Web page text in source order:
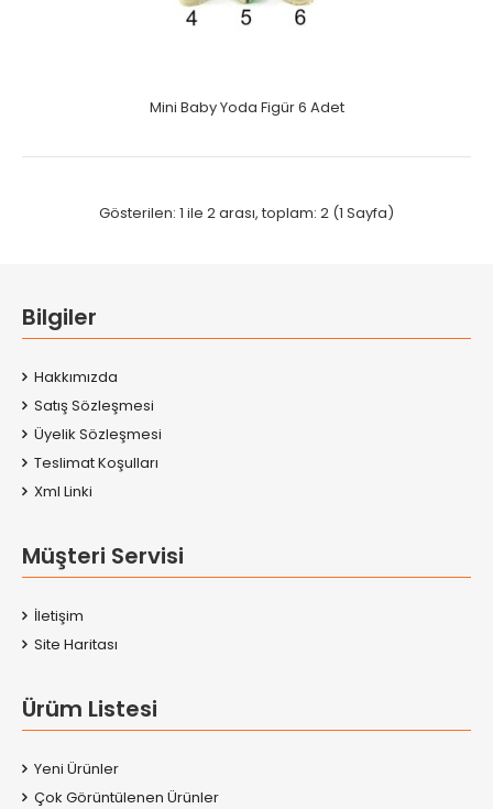
Mini Baby Yoda Figür 6 Adet
Gösterilen: 1 ile 2 arası, toplam: 2 (1 Sayfa)
Bilgiler
Hakkımızda
Satış Sözleşmesi
Üyelik Sözleşmesi
Teslimat Koşulları
Xml Linki
Müşteri Servisi
İletişim
Site Haritası
Ürüm Listesi
Yeni Ürünler
Çok Görüntülenen Ürünler